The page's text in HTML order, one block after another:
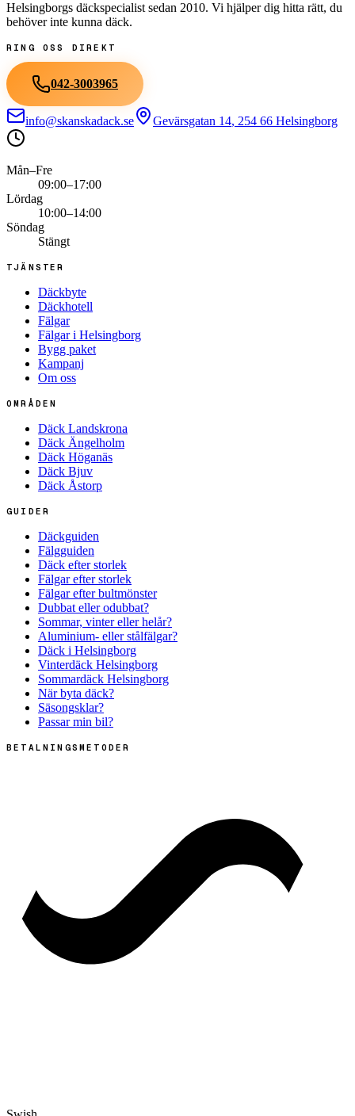
Helsingborgs däckspecialist sedan 2010. Vi hjälper dig hitta rätt, du
behöver inte kunna däck.
RING OSS DIREKT
042-3003965
info@skanskadack.se Gevärsgatan 14, 254 66 Helsingborg
Mån–Fre
09:00–17:00
Lördag
10:00–14:00
Söndag
Stängt
TJÄNSTER
Däckbyte
Däckhotell
Fälgar
Fälgar i Helsingborg
Bygg paket
Kampanj
Om oss
OMRÅDEN
Däck Landskrona
Däck Ängelholm
Däck Höganäs
Däck Bjuv
Däck Åstorp
GUIDER
Däckguiden
Fälgguiden
Däck efter storlek
Fälgar efter storlek
Fälgar efter bultmönster
Dubbat eller odubbat?
Sommar, vinter eller helår?
Aluminium- eller stålfälgar?
Däck i Helsingborg
Vinterdäck Helsingborg
Sommardäck Helsingborg
När byta däck?
Säsongsklar?
Passar min bil?
BETALNINGSMETODER